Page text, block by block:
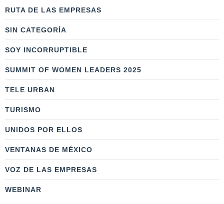
RUTA DE LAS EMPRESAS
SIN CATEGORÍA
SOY INCORRUPTIBLE
SUMMIT OF WOMEN LEADERS 2025
TELE URBAN
TURISMO
UNIDOS POR ELLOS
VENTANAS DE MÉXICO
VOZ DE LAS EMPRESAS
WEBINAR